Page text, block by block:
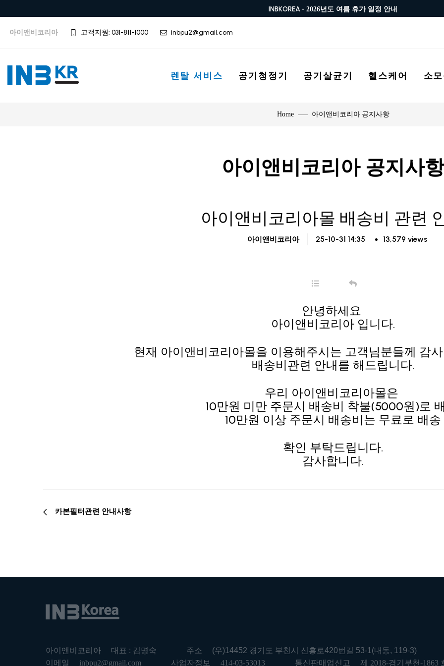
INBKOREA - 2026년도 여름 휴가 일정 안내
아이앤비코리아 고객지원: 031-811-1000 inbpu2@gmail.com
렌탈 서비스 공기청정기 공기살균기 헬스케어 소
Home 아이앤비코리아 공지사항
아이앤비코리아 공지사항
아이앤비코리아몰 배송비 관련
아이앤비코리아 25-10-31 14:35 13,579 views
안녕하세요
아이앤비코리아 입니다.
현재 아이앤비코리아몰을 이용해주시는 고객님분들께 감
배송비관련 안내를 해드립니다.
우리 아이앤비코리아몰은
10만원 미만 주문시 배송비 착불(5000원)로
10만원 이상 주문시 배송비는 무료로 배송
확인 부탁드립니다.
감사합니다.
카본필터관련 안내사항
아이앤비코리아 대표 : 김명숙 주소 (우)14452 경기도 부천시 신흥로420번길 53-1(내동, 119-3)
이메일
inbpu2@gmail.com 사업자정보 414-03-53013 통신판매업신고 제 2018-경기부천-1863